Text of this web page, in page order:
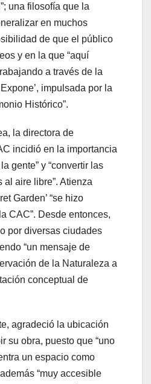
una filosofía que la
en muchos
de que el público
y en la que “aquí
a través de la
impulsada por la
Histórico”.
la directora de
incidió en la importancia
gente” y “convertir las
aire libre”. Atienza
Garden’ “se hizo
CAC”. Desde entonces,
por diversas ciudades
“un mensaje de
de la Naturaleza a
conceptual de
agradeció la ubicación
su obra, puesto que “uno
un espacio como
“muy accesible